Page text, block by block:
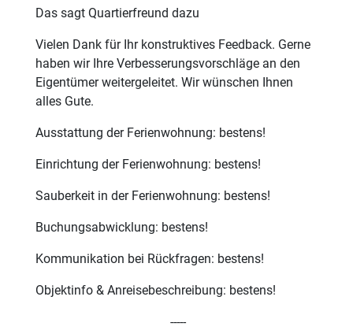
Das sagt Quartierfreund dazu
Vielen Dank für Ihr konstruktives Feedback. Gerne
haben wir Ihre Verbesserungsvorschläge an den
Eigentümer weitergeleitet. Wir wünschen Ihnen
alles Gute.
Ausstattung der Ferienwohnung: bestens!
Einrichtung der Ferienwohnung: bestens!
Sauberkeit in der Ferienwohnung: bestens!
Buchungsabwicklung: bestens!
Kommunikation bei Rückfragen: bestens!
Objektinfo & Anreisebeschreibung: bestens!
-----